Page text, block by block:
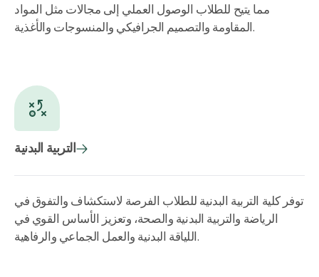
مما يتيح للطلاب الوصول العملي إلى مجالات مثل المواد
المقاومة والتصميم الجرافيكي والمنسوجات والأغذية.
التربية البدنية
توفر كلية التربية البدنية للطلاب الفرصة لاستكشاف والتفوق في
الرياضة والتربية البدنية والصحة، وتعزيز الأساس القوي في
اللياقة البدنية والعمل الجماعي والرفاهية.